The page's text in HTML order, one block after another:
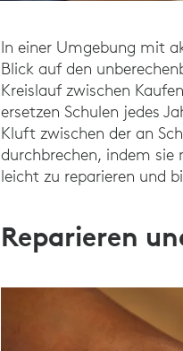
In einer Umgebung mit
Blick auf den
Kreislauf zwischen
ersetzen Schulen jedes
Kluft zwischen der an
durchbrechen, indem sie
leicht zu reparieren und
Reparieren